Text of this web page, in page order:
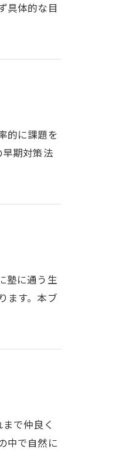
具体的な目
的に課題を
期対策法
塾に通う生
ます。本ブ
で仲良く
中で自然に